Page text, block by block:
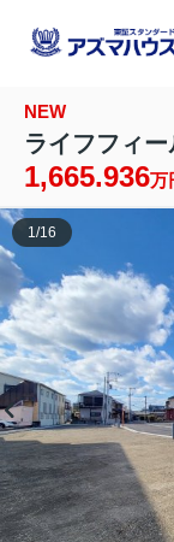
NEW
ライフフィ
1,665.936万
1 /16